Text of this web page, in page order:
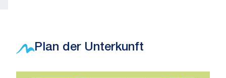
Plan der Unterkunft